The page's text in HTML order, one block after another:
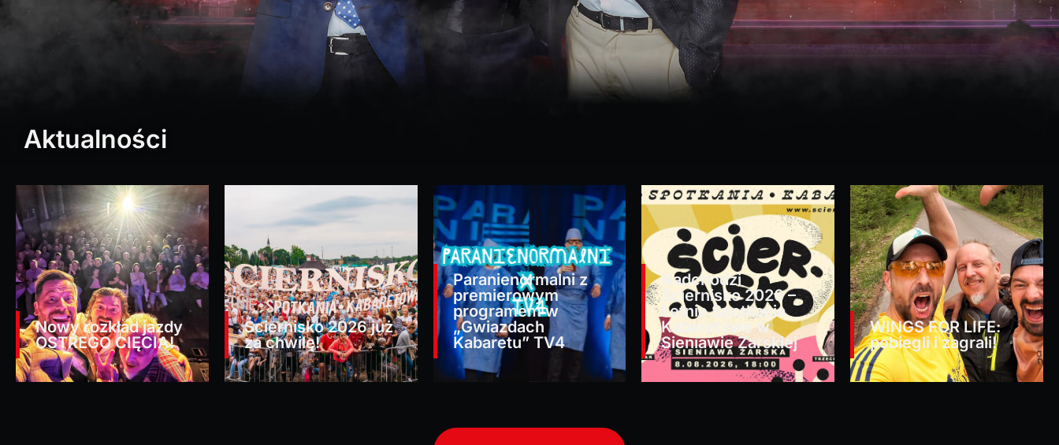
Aktualności
Nowy rozkład jazdy
OSTREGO CIĘCIA!
Ściernisko 2026 już
za chwilę!
Paranienormalni z
premierowym
programem w
„Gwiazdach
Kabaretu” TV4
Nadchodzi
Ściernisko 2026 –
Letnie Spotkania
Kabaretowe w
Sieniawie Żarskiej
WINGS FOR LIFE:
pobiegli i zagrali!